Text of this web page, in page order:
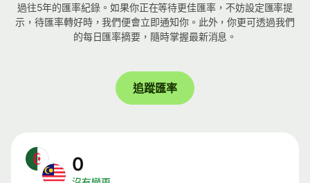
過往5年的匯率紀錄。如果你正在等待更佳匯率，不妨設定匯率提
示，待匯率轉好時，我們便會立即通知你。此外，你更可透過我們
的每日匯率摘要，隨時掌握最新消息。
追蹤匯率
0